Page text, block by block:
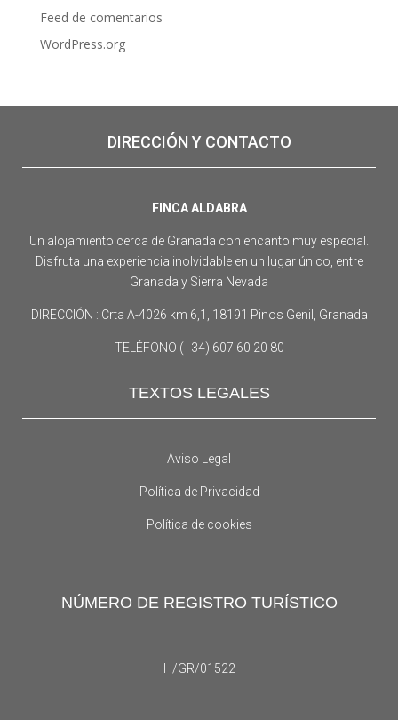
Feed de comentarios
WordPress.org
DIRECCIÓN Y CONTACTO
FINCA ALDABRA
Un alojamiento cerca de Granada con encanto muy especial.
Disfruta una experiencia inolvidable en un lugar único, entre
Granada y Sierra Nevada
DIRECCIÓN : Crta A-4026 km 6,1, 18191 Pinos Genil, Granada
TELÉFONO (+34) 607 60 20 80
TEXTOS LEGALES
Aviso Legal
Política de Privacidad
Política de cookies
NÚMERO DE REGISTRO TURÍSTICO
H/GR/01522